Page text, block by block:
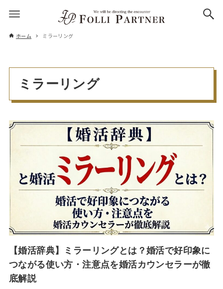
ホーム ミラーリング
ミラーリング
【婚活辞典】ミラーリングとは？婚活で好印象に
つながる使い方・注意点を婚活カウンセラーが徹
底解説